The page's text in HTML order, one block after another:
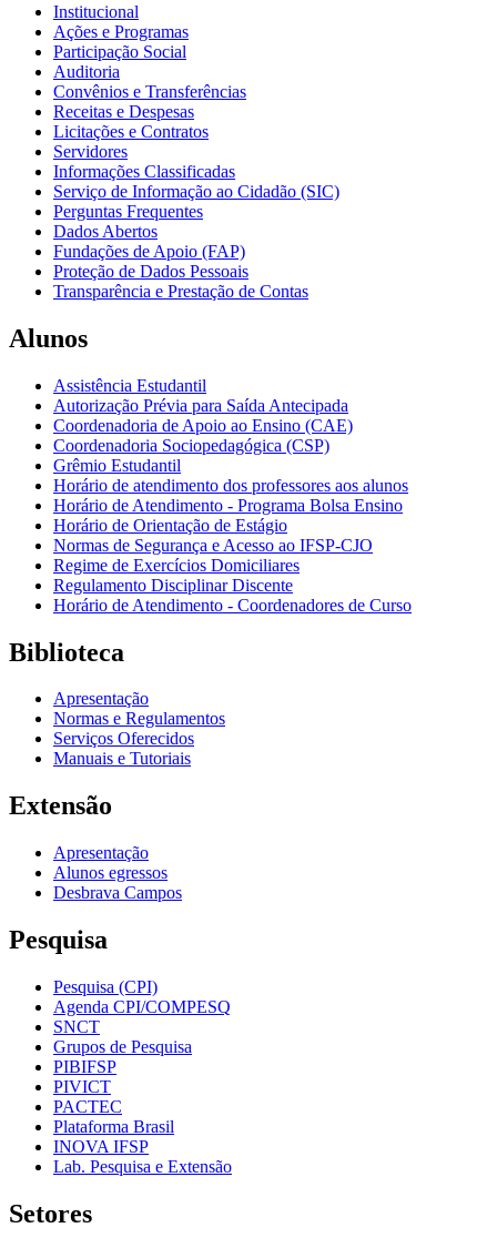
Institucional
Ações e Programas
Participação Social
Auditoria
Convênios e Transferências
Receitas e Despesas
Licitações e Contratos
Servidores
Informações Classificadas
Serviço de Informação ao Cidadão (SIC)
Perguntas Frequentes
Dados Abertos
Fundações de Apoio (FAP)
Proteção de Dados Pessoais
Transparência e Prestação de Contas
Alunos
Assistência Estudantil
Autorização Prévia para Saída Antecipada
Coordenadoria de Apoio ao Ensino (CAE)
Coordenadoria Sociopedagógica (CSP)
Grêmio Estudantil
Horário de atendimento dos professores aos alunos
Horário de Atendimento - Programa Bolsa Ensino
Horário de Orientação de Estágio
Normas de Segurança e Acesso ao IFSP-CJO
Regime de Exercícios Domiciliares
Regulamento Disciplinar Discente
Horário de Atendimento - Coordenadores de Curso
Biblioteca
Apresentação
Normas e Regulamentos
Serviços Oferecidos
Manuais e Tutoriais
Extensão
Apresentação
Alunos egressos
Desbrava Campos
Pesquisa
Pesquisa (CPI)
Agenda CPI/COMPESQ
SNCT
Grupos de Pesquisa
PIBIFSP
PIVICT
PACTEC
Plataforma Brasil
INOVA IFSP
Lab. Pesquisa e Extensão
Setores